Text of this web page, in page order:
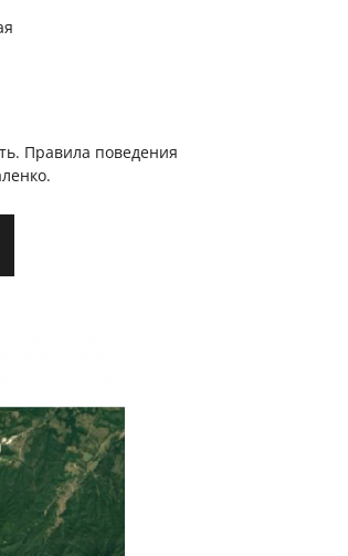
Правила поведения